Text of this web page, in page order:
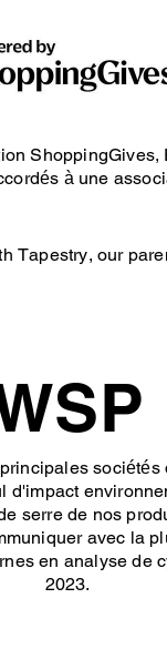
ShoppingGives,
à une
Tapestry, our
serre de nos
avec la
en analyse de
2023.